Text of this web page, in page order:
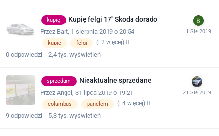
kupię Kupię felgi 17" Skoda dorado
Przez Bart 1 sierpnia 2019 o 20:54
kupie felgi (i 2 więcej)
0 odpowiedzi 2,4 tys. wyświetleń
sprzedam Nieaktualne sprzedane
Przez Angel 31 lipca 2019 o 19:21
columbus panelem (i 4 więcej)
9 odpowiedzi 5,3 tys. wyświetleń